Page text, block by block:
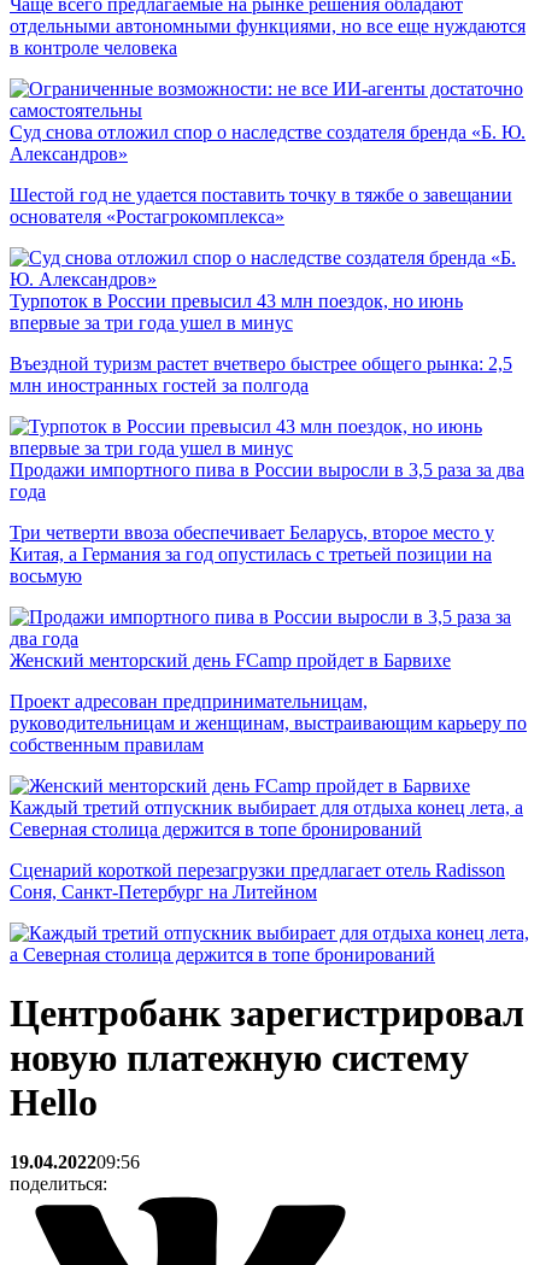
Чаще всего предлагаемые на рынке решения обладают
отдельными автономными функциями, но все еще нуждаются
в контроле человека
Суд снова отложил спор о наследстве создателя бренда «Б. Ю.
Александров»
Шестой год не удается поставить точку в тяжбе о завещании
основателя «Ростагрокомплекса»
Турпоток в России превысил 43 млн поездок, но июнь
впервые за три года ушел в минус
Въездной туризм растет вчетверо быстрее общего рынка: 2,5
млн иностранных гостей за полгода
Продажи импортного пива в России выросли в 3,5 раза за два
года
Три четверти ввоза обеспечивает Беларусь, второе место у
Китая, а Германия за год опустилась с третьей позиции на
восьмую
Женский менторский день FCamp пройдет в Барвихе
Проект адресован предпринимательницам,
руководительницам и женщинам, выстраивающим карьеру по
собственным правилам
Каждый третий отпускник выбирает для отдыха конец лета, а
Северная столица держится в топе бронирований
Сценарий короткой перезагрузки предлагает отель Radisson
Соня, Санкт-Петербург на Литейном
Центробанк зарегистрировал
новую платежную систему
Hello
19.04.202209:56
поделиться: